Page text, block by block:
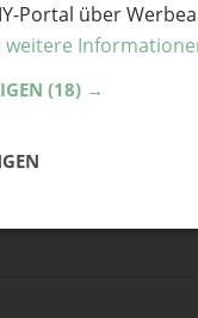
bis es euch
Portal über
weitere
(18) →